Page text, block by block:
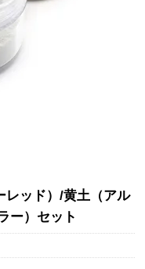
ッド）/黄土（アル
ー）セット